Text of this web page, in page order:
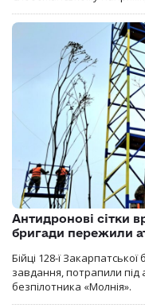
Антидронові сітки
бригади пережили
Бійці 128-ї
завдання, потрапили під
безпілотника «Молнія».